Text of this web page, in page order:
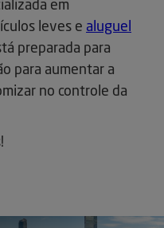
em
leves e aluguel
preparada para
para aumentar a
no controle da